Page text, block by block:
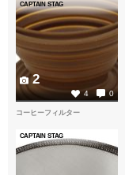
CAPTAIN STAG
4 0
2
コーヒーフィルター
CAPTAIN STAG